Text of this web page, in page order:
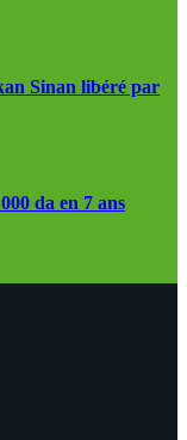
Sinan libéré par
da en 7 ans